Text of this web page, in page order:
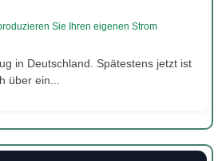
Sie Ihren eigenen Strom
in Deutschland. Spätestens jetzt ist
über ein...